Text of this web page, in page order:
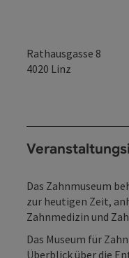
Rathausgasse 8
4020 Linz
Das Zahnmuseum
zur heutigen Zeit,
Zahnmedizin und
Das Museum für
Überblick über die